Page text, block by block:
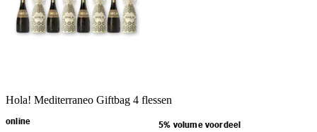
Hola! Mediterraneo Giftbag 4 flessen
online 5% volume voordeel